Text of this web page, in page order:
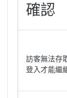
確認
訪客無法存
登入才能繼